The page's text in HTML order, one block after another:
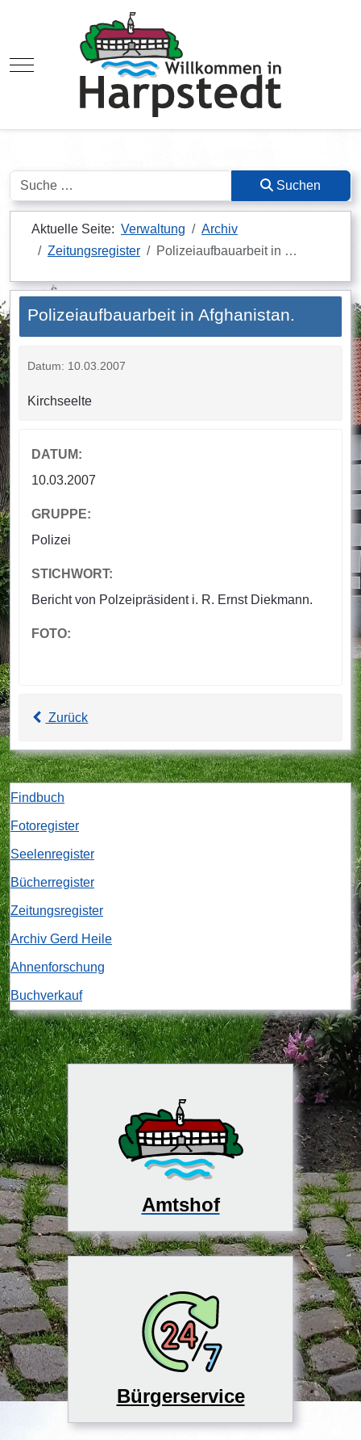
Mobile Menu Toggle
Suchen Suchen
Aktuelle Seite: Verwaltung
Archiv
Zeitungsregister
Polizeiaufbauarbeit in …
Polizeiaufbauarbeit in Afghanistan.
Datum: 10.03.2007
Kirchseelte
DATUM:
10.03.2007
GRUPPE:
Polizei
STICHWORT:
Bericht von Polzeipräsident i. R. Ernst Diekmann.
FOTO:
Zurück
Findbuch
Fotoregister
Seelenregister
Bücherregister
Zeitungsregister
Archiv Gerd Heile
Ahnenforschung
Buchverkauf
Amtshof
Bürgerservice